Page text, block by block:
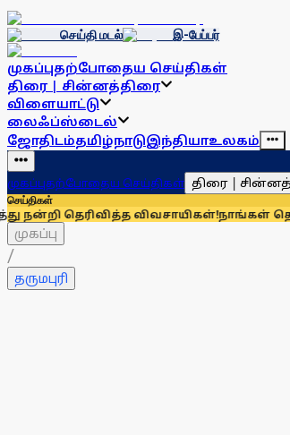
செய்தி மடல் இ-பேப்பர்
முகப்புதற்போதைய செய்திகள்
திரை | சின்னத்திரை
விளையாட்டு
லைஃப்ஸ்டைல்
ஜோதிடம்தமிழ்நாடுஇந்தியாஉலகம்
முகப்புதற்போதைய செய்திகள் திரை |
செய்திகள்
விவசாயிகள்!நாங்கள் தொகுதி
முகப்பு
/
தருமபுரி